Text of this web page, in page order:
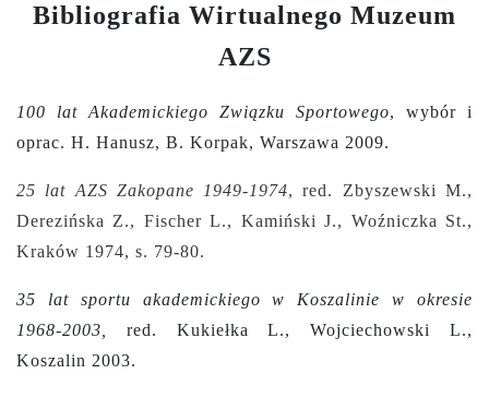
Bibliografia Wirtualnego Muzeum
AZS
100 lat Akademickiego Związku Sportowego, wybór i
oprac. H. Hanusz, B. Korpak, Warszawa 2009.
25 lat AZS Zakopane 1949-1974, red. Zbyszewski M.,
Derezińska Z., Fischer L., Kamiński J., Woźniczka St.,
Kraków 1974, s. 79-80.
35 lat sportu akademickiego w Koszalinie w okresie
1968-2003,
red. Kukiełka L., Wojciechowski L.,
Koszalin 2003.